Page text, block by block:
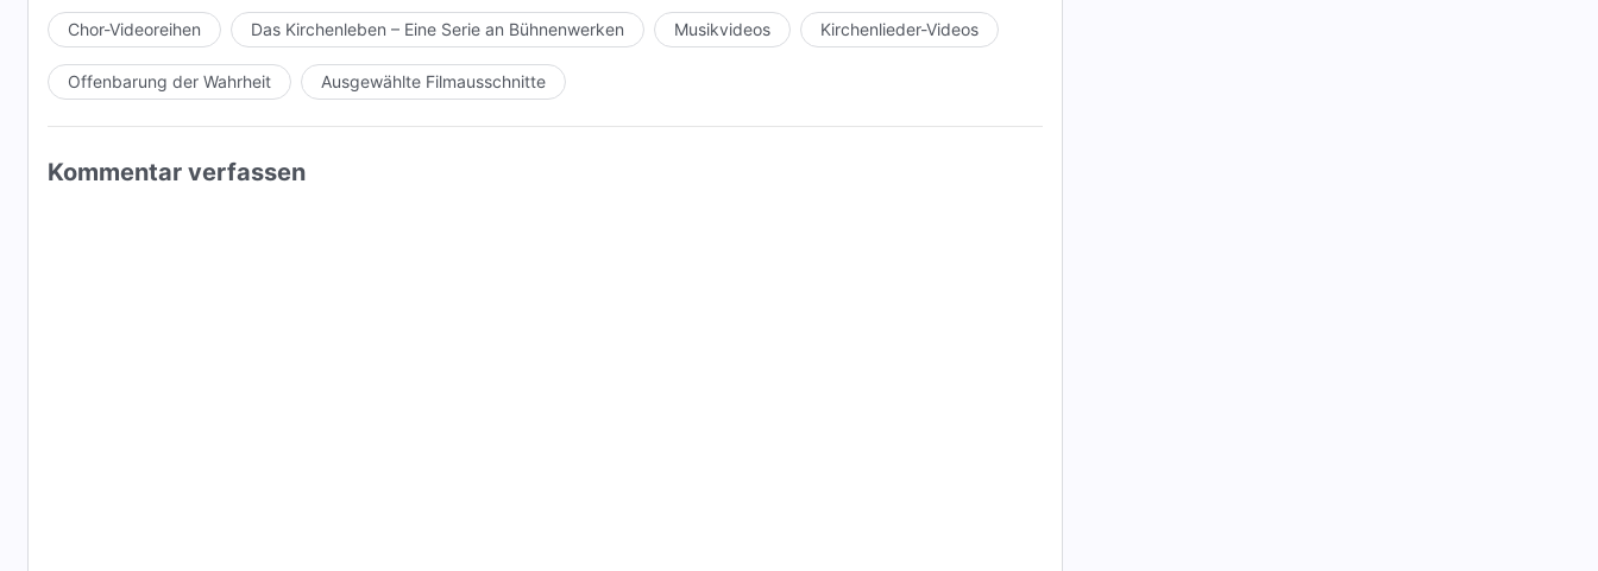
Chor-Videoreihen Das Kirchenleben – Eine Serie an Bühnenwerken Musikvideos Kirchenlieder-Videos
Offenbarung der Wahrheit Ausgewählte Filmausschnitte
Kommentar verfassen